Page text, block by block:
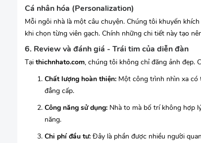
Cá nhân hóa (Personalization)
Mỗi ngôi nhà là một câu chuyện. Chúng tôi khuyến
khi chọn từng viên gạch. Chính những chi tiết này tạo
6. Review và đánh giá - Trái tim của diễn đàn
Tại thichnhato.com, chúng tôi không chỉ đăng ảnh đẹp.
Chất lượng hoàn thiện: Một công trình nhìn xa có
đẳng cấp.
Công năng sử dụng: Nhà to mà bố trí không hợp
năng.
Chi phí đầu tư: Đây là phần được nhiều người